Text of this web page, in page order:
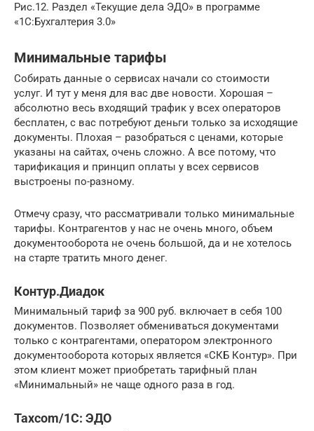
Рис.12. Раздел «Текущие дела ЭДО» в программе
«1С:Бухгалтерия 3.0»
Минимальные тарифы
Собирать данные о сервисах начали со стоимости
услуг. И тут у меня для вас две новости. Хорошая –
абсолютно весь входящий трафик у всех операторов
бесплатен, с вас потребуют деньги только за исходящие
документы. Плохая – разобраться с ценами, которые
указаны на сайтах, очень сложно. А все потому, что
тарификация и принцип оплаты у всех сервисов
выстроены по-разному.
Отмечу сразу, что рассматривали только минимальные
тарифы. Контрагентов у нас не очень много, объем
документооборота не очень большой, да и не хотелось
на старте тратить много денег.
Контур.Диадок
Минимальный тариф за 900 руб. включает в себя 100
документов. Позволяет обмениваться документами
только с контрагентами, оператором электронного
документооборота которых является «СКБ Контур». При
этом клиент может приобретать тарифный план
«Минимальный» не чаще одного раза в год.
Taxcom/1С: ЭДО